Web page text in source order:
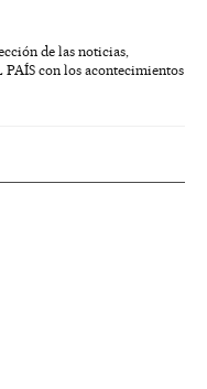
de las noticias,
con los acontecimientos